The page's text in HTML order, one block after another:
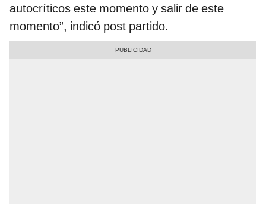
autocríticos este momento y salir de este
momento”, indicó post partido.